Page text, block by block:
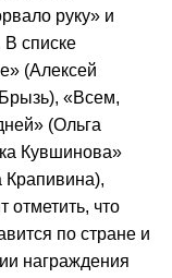
руку» и
списке
(Алексей
«Всем,
(Ольга
Кувшинова»
что
по стране и
награждения